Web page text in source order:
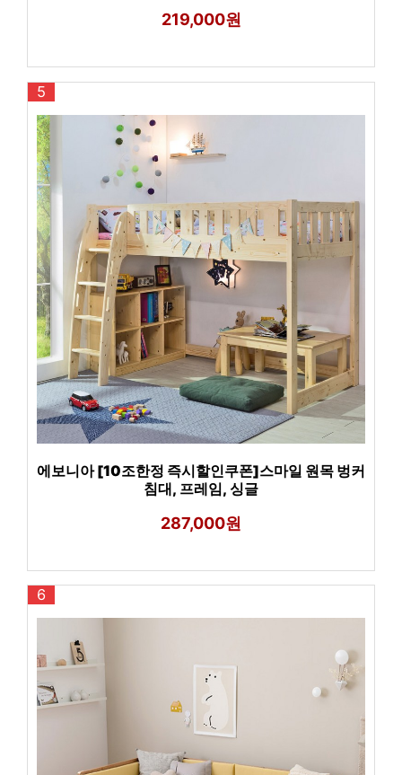
219,000원
5
에보니아 [10조한정 즉시할인쿠폰]스마일 원목 벙커
침대, 프레임, 싱글
287,000원
6